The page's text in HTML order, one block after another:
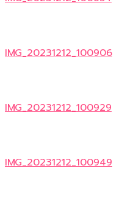
IMG_20231212_100906
IMG_20231212_100929
IMG_20231212_100949